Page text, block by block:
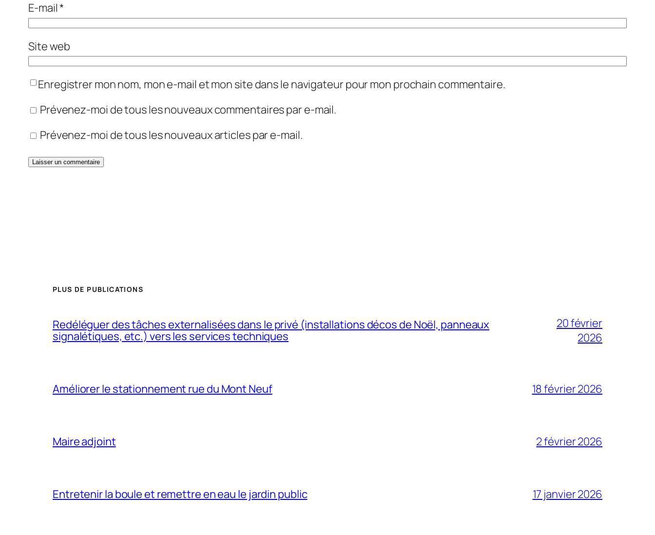
E-mail*
Site web
Enregistrer mon nom, mon e-mail et mon site dans le navigateur pour mon prochain commentaire.
Prévenez-moi de tous les nouveaux commentaires par e-mail.
Prévenez-moi de tous les nouveaux articles par e-mail.
PLUS DE PUBLICATIONS
Redéléguer des tâches externalisées dans le privé (installations décos de Noël, panneaux
signalétiques, etc.) vers les services techniques
20 février
2026
Améliorer le stationnement rue du Mont Neuf 18 février 2026
Maire adjoint 2 février 2026
Entretenir la boule et remettre en eau le jardin public 17 janvier 2026